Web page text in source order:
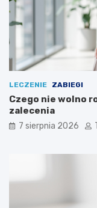
LECZENIE ZABIEGI
Czego nie wolno
zalecenia
7 sierpnia 2026